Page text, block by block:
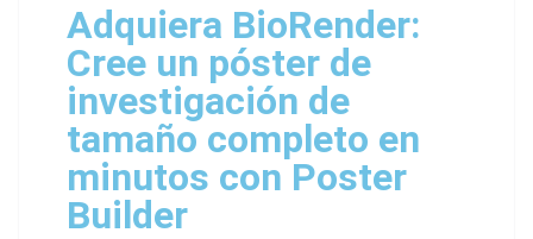
Adquiera BioRender:
Cree un póster de
investigación de
tamaño completo en
minutos con Poster
Builder